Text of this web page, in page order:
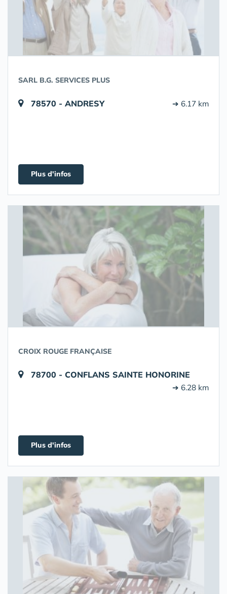
SARL B.G. SERVICES PLUS
78570 - ANDRESY ➔ 6.17 km
Plus d'infos
CROIX ROUGE FRANÇAISE
78700 - CONFLANS SAINTE HONORINE
➔ 6.28 km
Plus d'infos